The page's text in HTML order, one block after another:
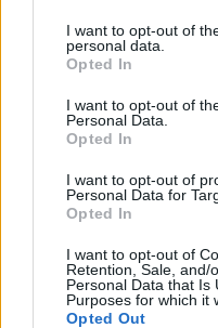
not limited to your visit or
grant or deny consent to
use your data for below
consent section.
I want to opt-out of
personal data.
Opted In
I want to opt-out of
Personal Data.
Opted In
I want to opt-out of
Personal Data for
Opted In
I want to opt-out of
Retention, Sale, and/
Personal Data that Is
Purposes for which it
Opted Out